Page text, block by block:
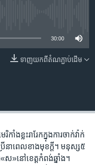
30:00
ទាញ​យក​ពី​តំណភ្ជាប់​ដើម
ាំង​ខ្លះ​រារែក​ក្នុង​ការ​ចាក់​វ៉ាក់
រើ​នា​ពេល​ខាង​មុខ​ក្តី។ មនុស្ស​៥​
»នៅ​ខេត្ត​កំពង់ឆ្នាំង។